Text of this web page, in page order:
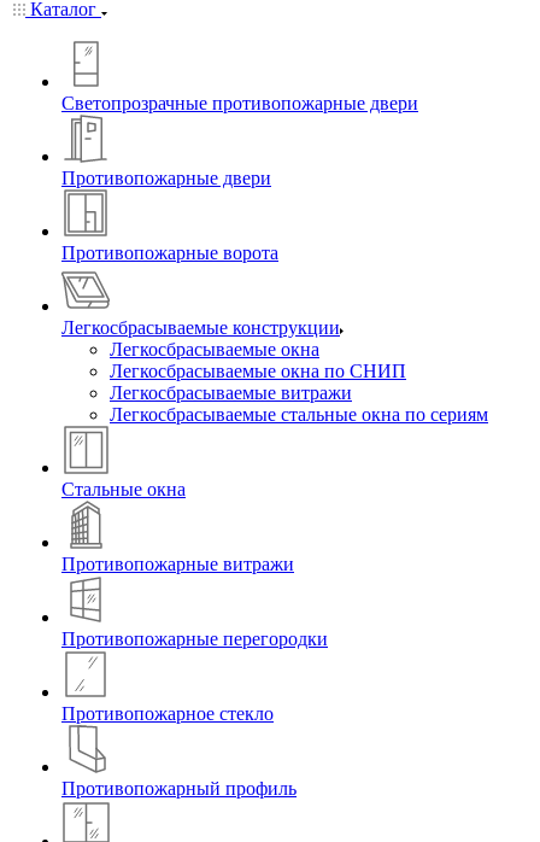
Каталог
Светопрозрачные противопожарные двери
Противопожарные двери
Противопожарные ворота
Легкосбрасываемые конструкции
Легкосбрасываемые окна
Легкосбрасываемые окна по СНИП
Легкосбрасываемые витражи
Легкосбрасываемые стальные окна по сериям
Стальные окна
Противопожарные витражи
Противопожарные перегородки
Противопожарное стекло
Противопожарный профиль